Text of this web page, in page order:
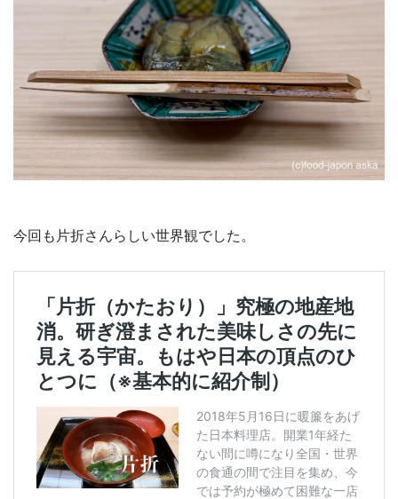
今回も片折さんらしい世界観でした。